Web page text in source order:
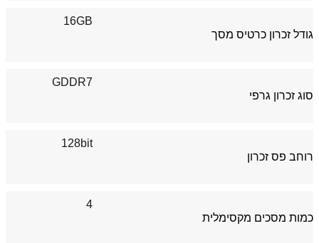
גודל זכרון כרטיס מסך
16GB
סוג זכרון גרפי
GDDR7
רוחב פס זכרון
128bit
כמות מסכים מקסימלית
4